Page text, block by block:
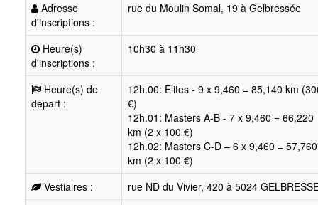
Adresse
d'inscriptions :
rue du Moulin Somal, 19 à Gelbressée
Heure(s)
d'inscriptions :
10h30 à 11h30
Heure(s) de
départ :
12h.00: Elites - 9 x 9,460 = 85,140 km
€)
12h.01: Masters A-B - 7 x 9,460 = 66,220
km (2 x 100 €)
12h.02: Masters C-D – 6 x 9,460 = 57,760
km (2 x 100 €)
Vestiaires :
rue ND du Vivier, 420 à 5024